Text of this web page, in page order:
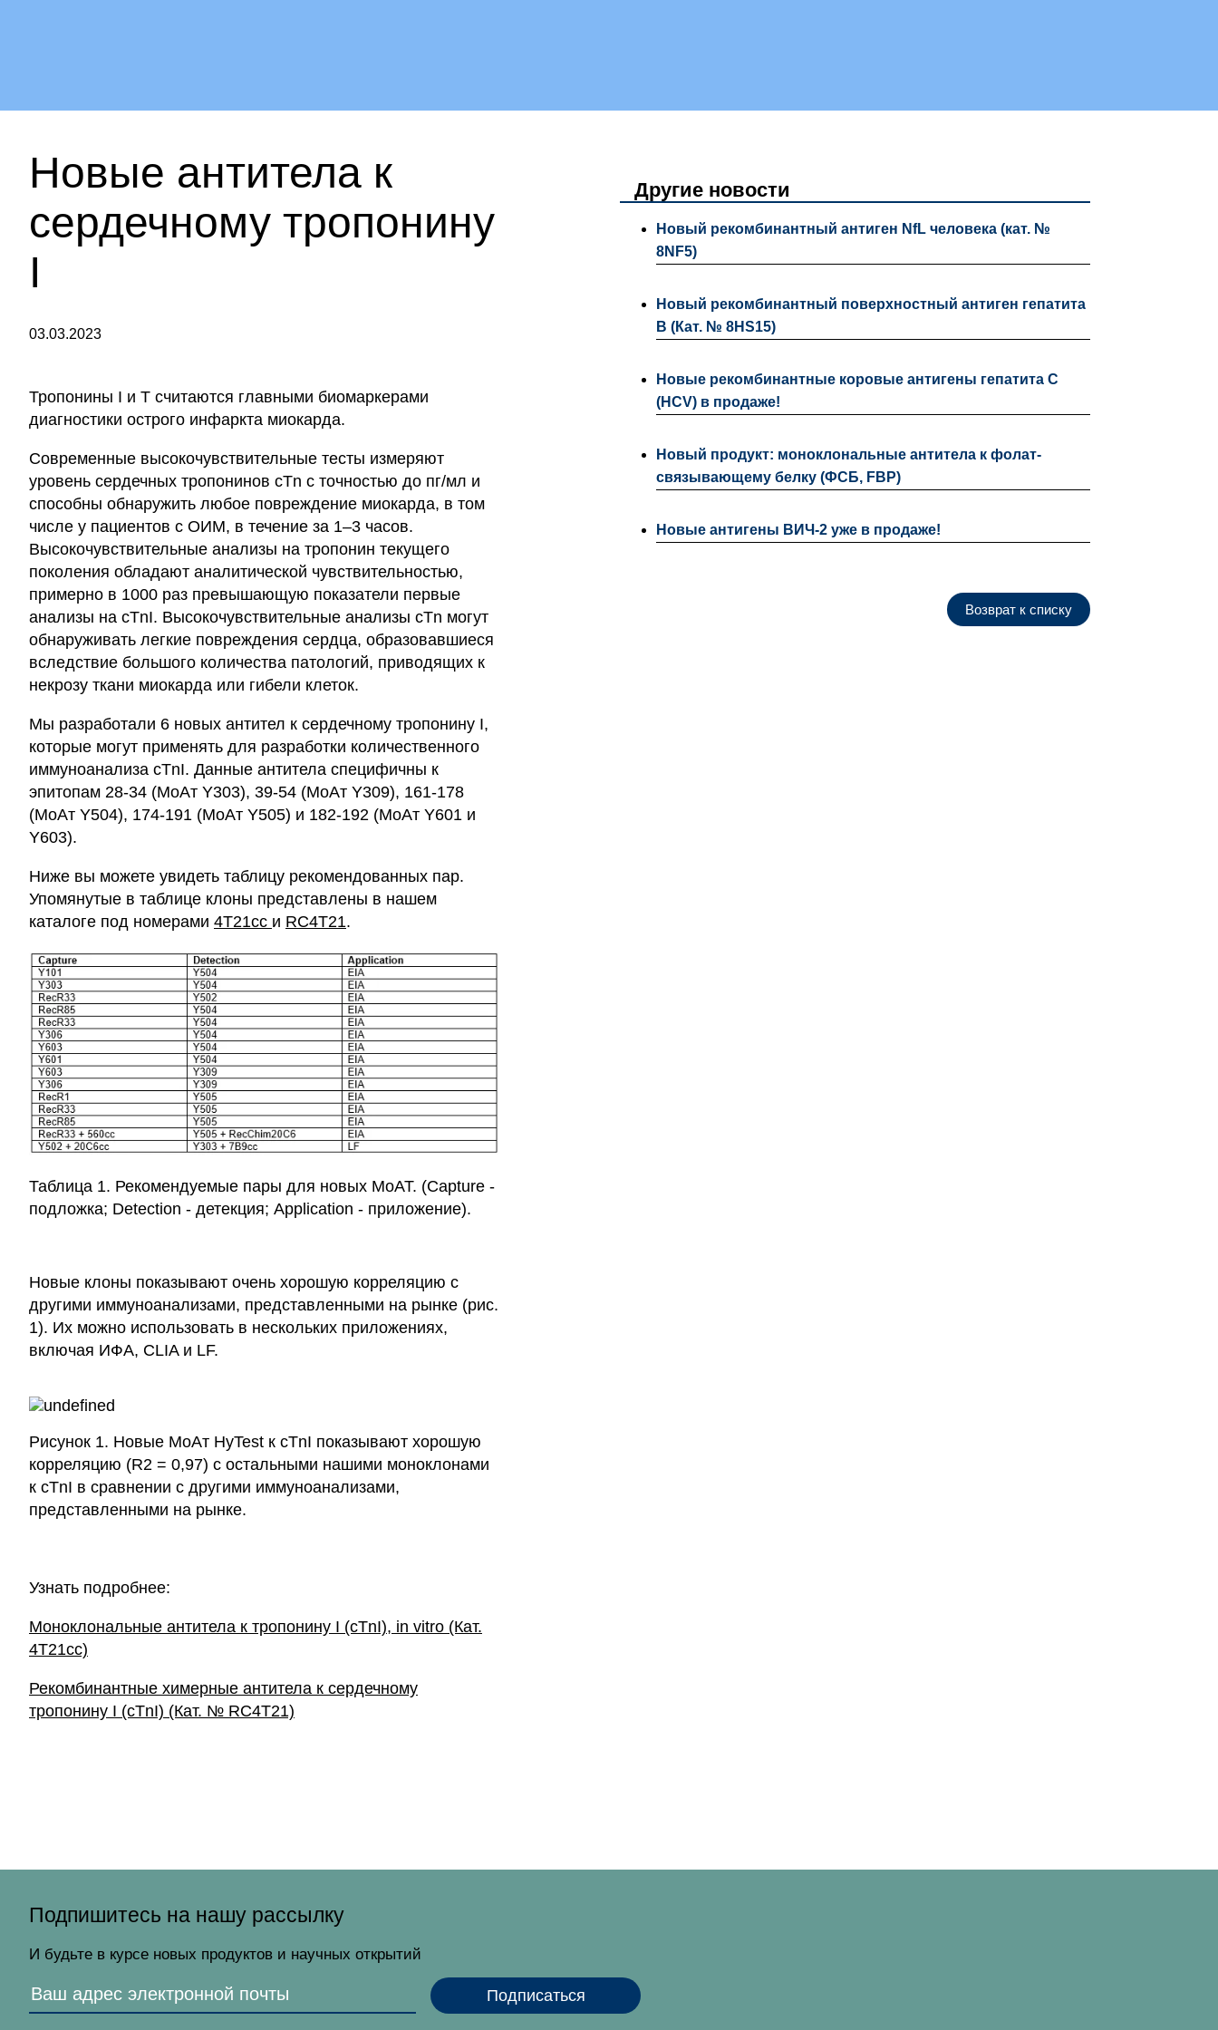
Новые антитела к
сердечному тропонину
I
03.03.2023
Тропонины I и Т считаются главными биомаркерами
диагностики острого инфаркта миокарда.
Современные высокочувствительные тесты измеряют
уровень сердечных тропонинов cTn с точностью до пг/мл и
способны обнаружить любое повреждение миокарда, в том
числе у пациентов с ОИМ, в течение за 1–3 часов.
Высокочувствительные анализы на тропонин текущего
поколения обладают аналитической чувствительностью,
примерно в 1000 раз превышающую показатели первые
анализы на cTnI. Высокочувствительные анализы cTn могут
обнаруживать легкие повреждения сердца, образовавшиеся
вследствие большого количества патологий, приводящих к
некрозу ткани миокарда или гибели клеток.
Мы разработали 6 новых антител к сердечному тропонину I,
которые могут применять для разработки количественного
иммуноанализа cTnI. Данные антитела специфичны к
эпитопам 28-34 (МоАт Y303), 39-54 (МоАт Y309), 161-178
(МоАт Y504), 174-191 (МоАт Y505) и 182-192 (МоАт Y601 и
Y603).
Ниже вы можете увидеть таблицу рекомендованных пар.
Упомянутые в таблице клоны представлены в нашем
каталоге под номерами 4T21cc и RC4T21.
Таблица 1. Рекомендуемые пары для новых МоАТ. (Capture -
подложка; Detection - детекция; Application - приложение).
Новые клоны показывают очень хорошую корреляцию с
другими иммуноанализами, представленными на рынке (рис.
1). Их можно использовать в нескольких приложениях,
включая ИФА, CLIA и LF.
Рисунок 1. Новые МоАт HyTest к cTnI показывают хорошую
корреляцию (R2 = 0,97) с остальными нашими моноклонами
к cTnI в сравнении с другими иммуноанализами,
представленными на рынке.
Узнать подробнее:
Моноклональные антитела к тропонину I (cTnI), in vitro (Кат.
4T21cc)
Рекомбинантные химерные антитела к сердечному
тропонину I (cTnI) (Кат. № RC4T21)
Другие новости
Новый рекомбинантный антиген NfL человека (кат. №
8NF5)
Новый рекомбинантный поверхностный антиген гепатита
B (Кат. № 8HS15)
Новые рекомбинантные коровые антигены гепатита C
(HCV) в продаже!
Новый продукт: моноклональные антитела к фолат-
связывающему белку (ФСБ, FBP)
Новые антигены ВИЧ-2 уже в продаже!
Возврат к списку
Подпишитесь на нашу рассылку
И будьте в курсе новых продуктов и научных открытий